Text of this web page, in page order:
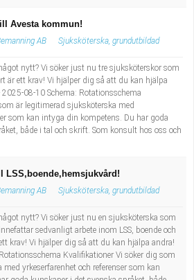
Avesta kommun!
AB Sjuksköterska, grundutbildad
nytt? Vi söker just nu tre sjuksköterskor som
är ett krav! Vi hjälper dig så att du kan hjälpa
08-10 Schema: Rotationsschema
är legitimerad sjuksköterska med
som kan intyga din kompetens. Du har goda
både i tal och skrift. Som konsult hos oss och
LSS,boende,hemsjukvård!
AB Sjuksköterska, grundutbildad
nytt? Vi söker just nu en sjuksköterska som
sedvanligt arbete inom LSS, boende och
krav! Vi hjälper dig så att du kan hjälpa andra!
Kvalifikationer Vi söker dig som
yrkeserfarenhet och referenser som kan